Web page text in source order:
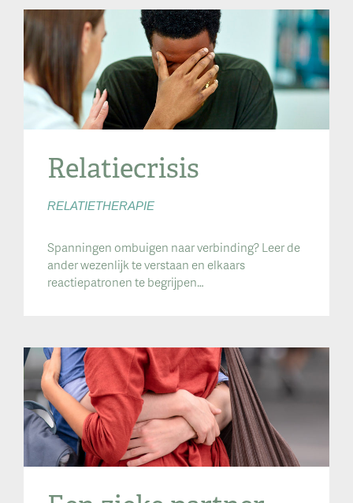
Relatiecrisis
RELATIETHERAPIE
Spanningen ombuigen naar verbinding? Leer de
ander wezenlijk te verstaan en elkaars
reactiepatronen te begrijpen…